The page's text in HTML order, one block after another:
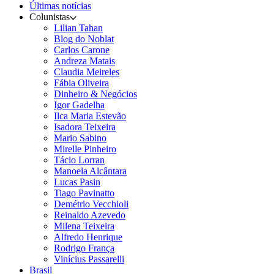
Últimas notícias
Colunistas
Lilian Tahan
Blog do Noblat
Carlos Carone
Andreza Matais
Claudia Meireles
Fábia Oliveira
Dinheiro & Negócios
Igor Gadelha
Ilca Maria Estevão
Isadora Teixeira
Mario Sabino
Mirelle Pinheiro
Tácio Lorran
Manoela Alcântara
Lucas Pasin
Tiago Pavinatto
Demétrio Vecchioli
Reinaldo Azevedo
Milena Teixeira
Alfredo Henrique
Rodrigo França
Vinícius Passarelli
Brasil